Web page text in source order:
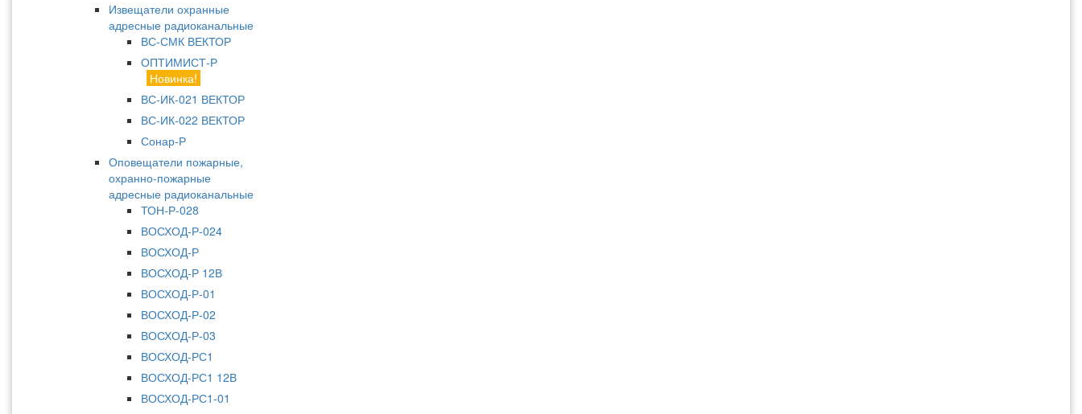
Извещатели охранные
адресные радиоканальные
ВС-СМК ВЕКТОР
ОПТИМИСТ-Р
Новинка!
ВС-ИК-021 ВЕКТОР
ВС-ИК-022 ВЕКТОР
Сонар-Р
Оповещатели пожарные,
охранно-пожарные
адресные радиоканальные
ТОН-Р-028
ВОСХОД-Р-024
ВОСХОД-Р
ВОСХОД-Р 12В
ВОСХОД-Р-01
ВОСХОД-Р-02
ВОСХОД-Р-03
ВОСХОД-РС1
ВОСХОД-РС1 12В
ВОСХОД-РС1-01